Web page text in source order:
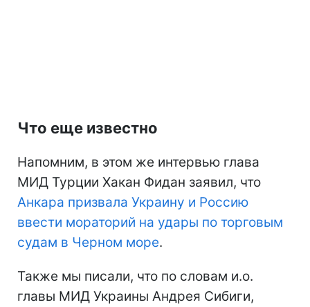
Что еще известно
Напомним, в этом же интервью глава
МИД Турции Хакан Фидан заявил, что
Анкара призвала Украину и Россию
ввести мораторий на удары по торговым
судам в Черном море.
Также мы писали, что по словам и.о.
главы МИД Украины Андрея Сибиги,